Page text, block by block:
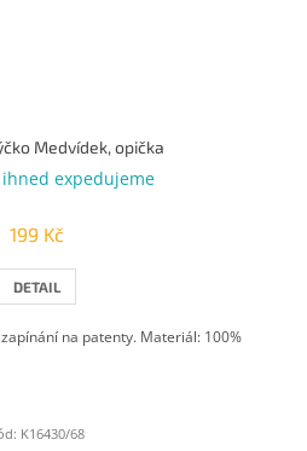
Medvídek, opička
expedujeme
199 Kč
DETAIL
na patenty. Materiál: 100%
K16430/68